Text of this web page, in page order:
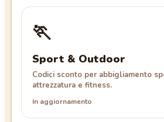
🏃
Sport & Outdoor
Codici sconto per abbigliamento
attrezzatura e fitness.
In aggiornamento